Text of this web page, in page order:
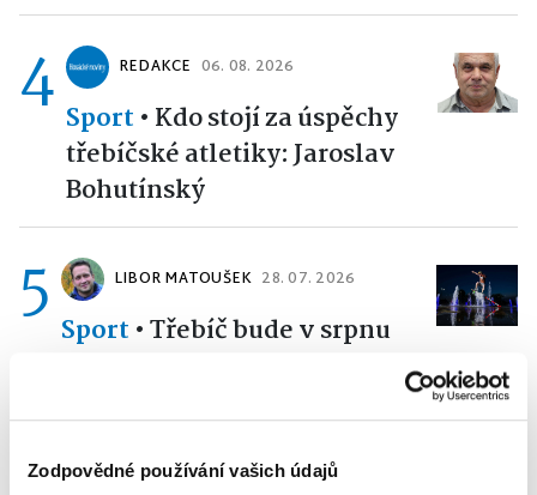
Zodpovědné používání vašich údajů
4 REDAKCE 06. 08. 2026
Sport • Kdo stojí za úspěchy
třebíčské atletiky: Jaroslav
Bohutínský
5 LIBOR MATOUŠEK 28. 07. 2026
Sport •Třebíč bude v srpnu